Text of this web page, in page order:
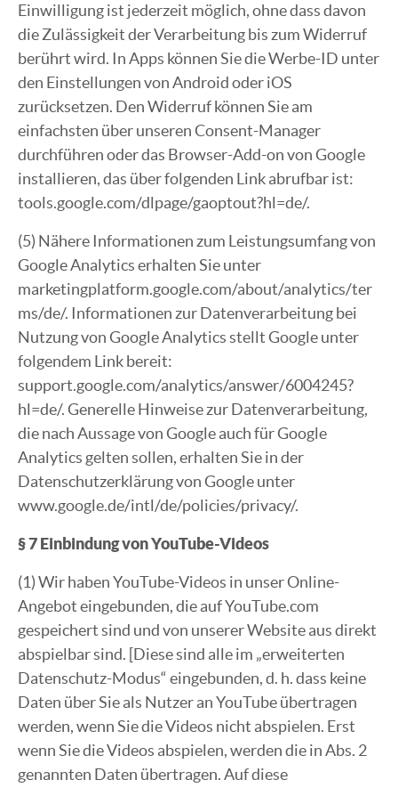
Einwilligung ist jederzeit möglich, ohne dass davon
die Zulässigkeit der Verarbeitung bis zum Widerruf
berührt wird. In Apps können Sie die Werbe-ID unter
den Einstellungen von Android oder iOS
zurücksetzen. Den Widerruf können Sie am
einfachsten über unseren Consent-Manager
durchführen oder das Browser-Add-on von Google
installieren, das über folgenden Link abrufbar ist:
tools.google.com/dlpage/gaoptout?hl=de/.
(5) Nähere Informationen zum Leistungsumfang von
Google Analytics erhalten Sie unter
marketingplatform.google.com/about/analytics/ter
ms/de/. Informationen zur Datenverarbeitung bei
Nutzung von Google Analytics stellt Google unter
folgendem Link bereit:
support.google.com/analytics/answer/6004245?
hl=de/. Generelle Hinweise zur Datenverarbeitung,
die nach Aussage von Google auch für Google
Analytics gelten sollen, erhalten Sie in der
Datenschutzerklärung von Google unter
www.google.de/intl/de/policies/privacy/.
§ 7 Einbindung von YouTube-Videos
(1) Wir haben YouTube-Videos in unser Online-
Angebot eingebunden, die auf YouTube.com
gespeichert sind und von unserer Website aus direkt
abspielbar sind. [Diese sind alle im „erweiterten
Datenschutz-Modus“ eingebunden, d. h. dass keine
Daten über Sie als Nutzer an YouTube übertragen
werden, wenn Sie die Videos nicht abspielen. Erst
wenn Sie die Videos abspielen, werden die in Abs. 2
genannten Daten übertragen. Auf diese